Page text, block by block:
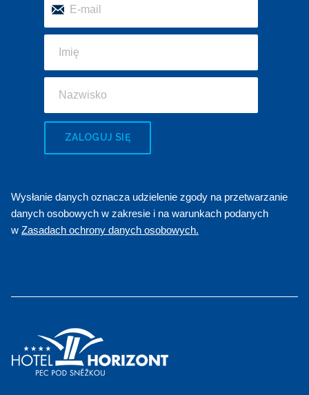
ZALOGUJ SIĘ
Wysłanie danych oznacza udzielenie zgody na przetwarzanie
danych osobowych w zakresie i na warunkach podanych
w Zasadach ochrony danych osobowych.